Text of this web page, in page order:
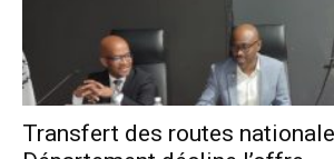
Transfert des routes